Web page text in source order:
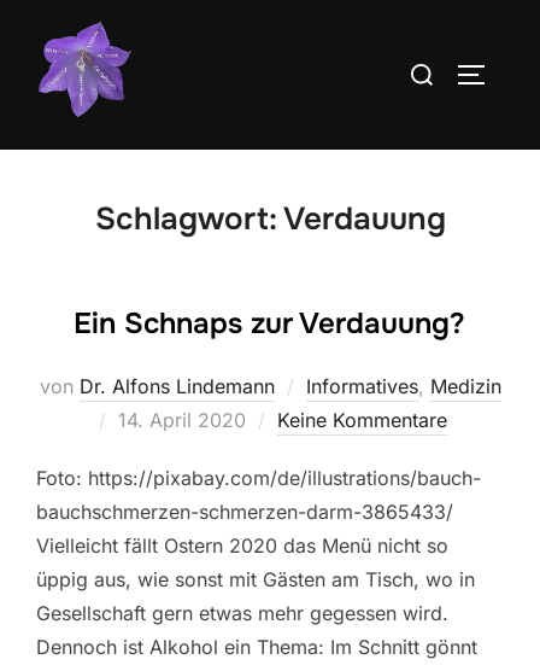
Inhalt
springen
Suchen
Schlagwort:Verdauung
Ein Schnaps zur Verdauung?
von Dr. Alfons Lindemann Informatives, Medizin
Veröffentlicht
14. April 2020 Keine Kommentare
Foto: https://pixabay.com/de/illustrations/bauch-
bauchschmerzen-schmerzen-darm-3865433/
Vielleicht fällt Ostern 2020 das Menü nicht so
üppig aus, wie sonst mit Gästen am Tisch, wo in
Gesellschaft gern etwas mehr gegessen wird.
Dennoch ist Alkohol ein Thema: Im Schnitt gönnt